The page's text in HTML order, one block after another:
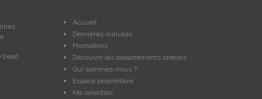
bead
Accueil
Dernières minutes
Promotions
Découvrir les départements bretons
Qui sommes-nous ?
Espace propriétaire
Ma sélection